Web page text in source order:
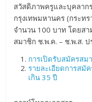
สวัสดิภาพครูและบุคลาก
กรุงเทพมหานคร (กระท
จำนวน 100 บาท โดยส
สมาชิก ช.พ.ค. – ช.พ.ส.
การเปิดรับสมัครสม
รายละเอียดการสมั
เกิน 35 ปี